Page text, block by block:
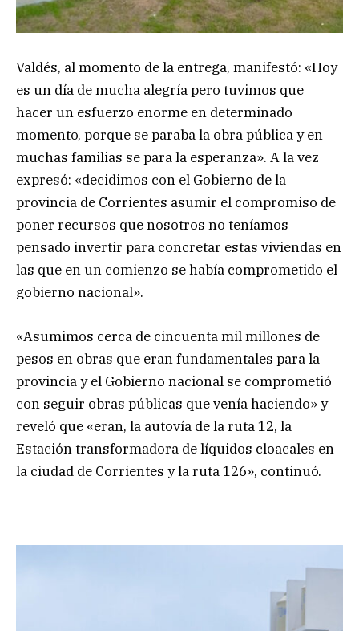
Valdés, al momento de la entrega, manifestó: «Hoy
es un día de mucha alegría pero tuvimos que
hacer un esfuerzo enorme en determinado
momento, porque se paraba la obra pública y en
muchas familias se para la esperanza». A la vez
expresó: «decidimos con el Gobierno de la
provincia de Corrientes asumir el compromiso de
poner recursos que nosotros no teníamos
pensado invertir para concretar estas viviendas en
las que en un comienzo se había comprometido el
gobierno nacional».
«Asumimos cerca de cincuenta mil millones de
pesos en obras que eran fundamentales para la
provincia y el Gobierno nacional se comprometió
con seguir obras públicas que venía haciendo» y
reveló que «eran, la autovía de la ruta 12, la
Estación transformadora de líquidos cloacales en
la ciudad de Corrientes y la ruta 126», continuó.